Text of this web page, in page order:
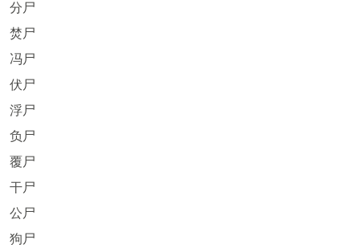
分尸
焚尸
冯尸
伏尸
浮尸
负尸
覆尸
干尸
公尸
狗尸